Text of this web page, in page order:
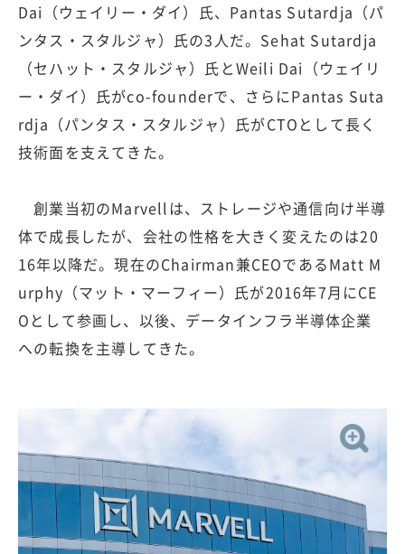
Dai（ウェイリー・ダイ）氏、Pantas Sutardja（パ
ンタス・スタルジャ）氏の3人だ。Sehat Sutardja
（セハット・スタルジャ）氏とWeili Dai（ウェイリ
ー・ダイ）氏がco-founderで、さらにPantas Suta
rdja（パンタス・スタルジャ）氏がCTOとして長く
技術面を支えてきた。
創業当初のMarvellは、ストレージや通信向け半導
体で成長したが、会社の性格を大きく変えたのは20
16年以降だ。現在のChairman兼CEOであるMatt M
urphy（マット・マーフィー）氏が2016年7月にCE
Oとして参画し、以後、データインフラ半導体企業
への転換を主導してきた。